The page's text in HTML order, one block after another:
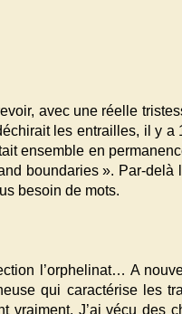
avec une réelle
les entrailles, il y a
ensemble en
boundaries ». Par-delà
besoin de mots.
l’orphelinat… A
qui caractérise les
vraiment. J’ai vécu des